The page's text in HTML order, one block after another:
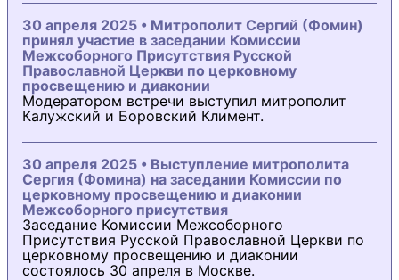
30 апреля 2025 • Митрополит Сергий (Фомин)
принял участие в заседании Комиссии
Межсоборного Присутствия Русской
Православной Церкви по церковному
просвещению и диаконии
Модератором встречи выступил митрополит
Калужский и Боровский Климент.
30 апреля 2025 • Выступление митрополита
Сергия (Фомина) на заседании Комиссии по
церковному просвещению и диаконии
Межсоборного присутствия
Заседание Комиссии Межсоборного
Присутствия Русской Православной Церкви по
церковному просвещению и диаконии
состоялось 30 апреля в Москве.